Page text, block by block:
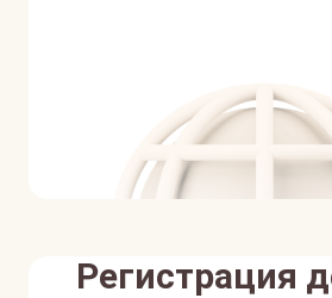
Регистрация